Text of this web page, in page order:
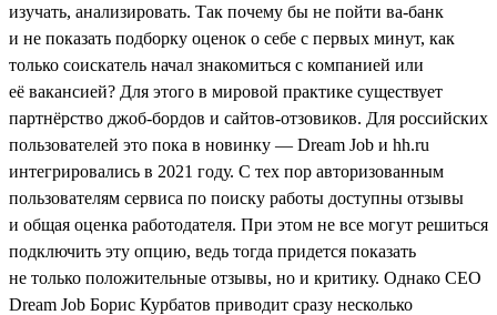
изучать, анализировать. Так почему бы не пойти ва-банк
и не показать подборку оценок о себе с первых минут, как
только соискатель начал знакомиться с компанией или
её вакансией? Для этого в мировой практике существует
партнёрство джоб-бордов и сайтов-отзовиков. Для российских
пользователей это пока в новинку — Dream Job и hh.ru
интегрировались в 2021 году. С тех пор авторизованным
пользователям сервиса по поиску работы доступны отзывы
и общая оценка работодателя. При этом не все могут решиться
подключить эту опцию, ведь тогда придется показать
не только положительные отзывы, но и критику. Однако CEO
Dream Job Борис Курбатов приводит сразу несколько